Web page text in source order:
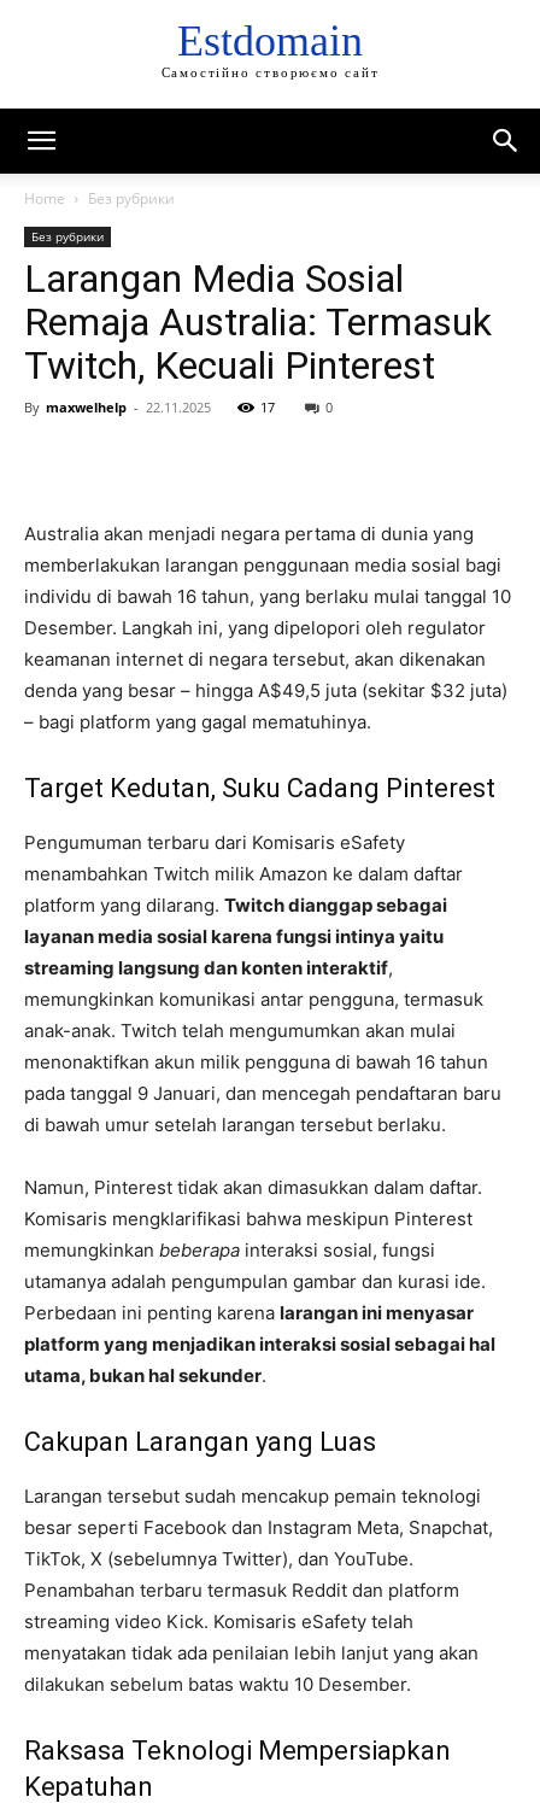
Estdomain
Самостійно створюємо сайт
Home Без рубрики
Без рубрики
Larangan Media Sosial
Remaja Australia: Termasuk
Twitch, Kecuali Pinterest
By maxwelhelp - 22.11.2025 17 0
Australia akan menjadi negara pertama di dunia yang
memberlakukan larangan penggunaan media sosial bagi
individu di bawah 16 tahun, yang berlaku mulai tanggal 10
Desember. Langkah ini, yang dipelopori oleh regulator
keamanan internet di negara tersebut, akan dikenakan
denda yang besar – hingga A$49,5 juta (sekitar $32 juta)
– bagi platform yang gagal mematuhinya.
Target Kedutan, Suku Cadang Pinterest
Pengumuman terbaru dari Komisaris eSafety
menambahkan Twitch milik Amazon ke dalam daftar
platform yang dilarang. Twitch dianggap sebagai
layanan media sosial karena fungsi intinya yaitu
streaming langsung dan konten interaktif,
memungkinkan komunikasi antar pengguna, termasuk
anak-anak. Twitch telah mengumumkan akan mulai
menonaktifkan akun milik pengguna di bawah 16 tahun
pada tanggal 9 Januari, dan mencegah pendaftaran baru
di bawah umur setelah larangan tersebut berlaku.
Namun, Pinterest tidak akan dimasukkan dalam daftar.
Komisaris mengklarifikasi bahwa meskipun Pinterest
memungkinkan beberapa interaksi sosial, fungsi
utamanya adalah pengumpulan gambar dan kurasi ide.
Perbedaan ini penting karena larangan ini menyasar
platform yang menjadikan interaksi sosial sebagai hal
utama, bukan hal sekunder.
Cakupan Larangan yang Luas
Larangan tersebut sudah mencakup pemain teknologi
besar seperti Facebook dan Instagram Meta, Snapchat,
TikTok, X (sebelumnya Twitter), dan YouTube.
Penambahan terbaru termasuk Reddit dan platform
streaming video Kick. Komisaris eSafety telah
menyatakan tidak ada penilaian lebih lanjut yang akan
dilakukan sebelum batas waktu 10 Desember.
Raksasa Teknologi Mempersiapkan
Kepatuhan